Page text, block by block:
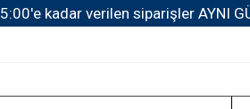
1500 TL ve Üzeri Kargo Ücretsiz!